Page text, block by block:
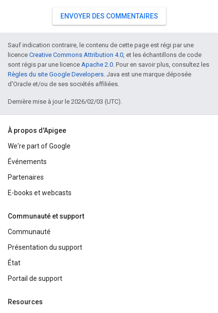
ENVOYER DES COMMENTAIRES
Sauf indication contraire, le contenu de cette page est régi par une
licence Creative Commons Attribution 4.0, et les échantillons de code
sont régis par une licence Apache 2.0. Pour en savoir plus, consultez les
Règles du site Google Developers. Java est une marque déposée
d'Oracle et/ou de ses sociétés affiliées.
Dernière mise à jour le 2026/02/03 (UTC).
À propos d'Apigee
We're part of Google
Événements
Partenaires
E-books et webcasts
Communauté et support
Communauté
Présentation du support
État
Portail de support
Resources